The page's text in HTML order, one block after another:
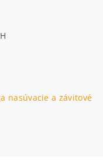
nasúvacie a závitové